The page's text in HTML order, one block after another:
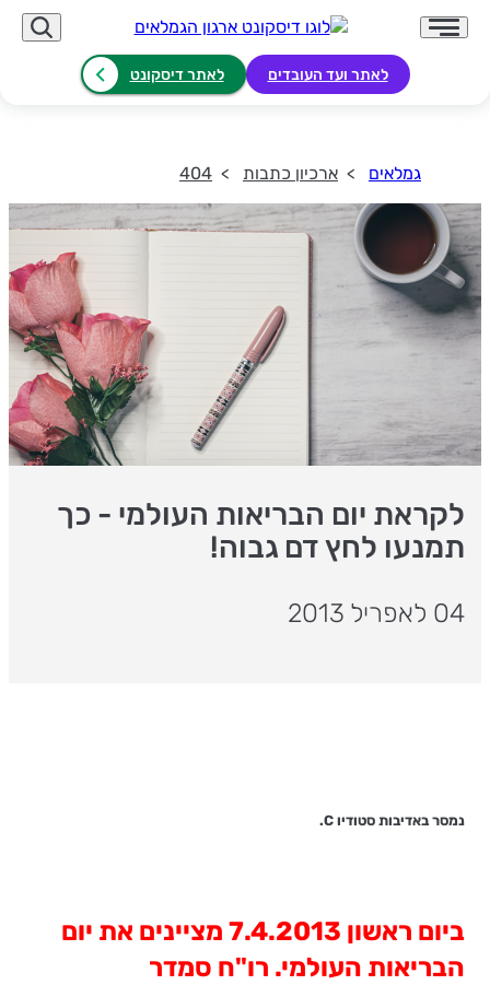
לאתר ועד העובדים לאתר דיסקונט
גמלאים ארכיון כתבות 404
לקראת יום הבריאות העולמי - כך
תמנעו לחץ דם גבוה!
04 לאפריל 2013
נמסר באדיבות סטודיו C
.
ביום ראשון 7.4.2013 מציינים את יום
הבריאות העולמי. רו"ח סמדר